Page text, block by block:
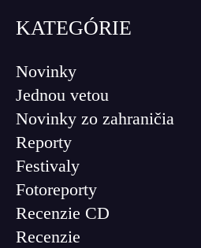
KATEGÓRIE
Novinky
Jednou vetou
Novinky zo zahraničia
Reporty
Festivaly
Fotoreporty
Recenzie CD
Recenzie